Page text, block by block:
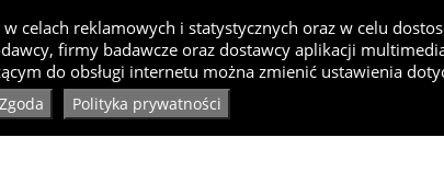
Produkty Specjaliści
Konkurs
celach reklamowych i statystycznych oraz w celu
firmy badawcze oraz dostawcy aplikacji
do obsługi internetu można zmienić ustawienia
Zgoda Polityka prywatności